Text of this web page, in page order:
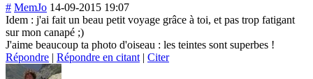
# MemJo 14-09-2015 19:07
Idem : j'ai fait un beau petit voyage grâce à toi, et pas trop fatigant
sur mon canapé ;)
J'aime beaucoup ta photo d'oiseau : les teintes sont superbes !
Répondre | Répondre en citant | Citer